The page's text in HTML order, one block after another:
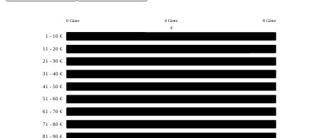
0 Gäste 4 Gäste
8 Gäste
4
1 - 10 €
11 - 20 €
21 - 30 €
31 - 40 €
41 - 50 €
51 - 60 €
61 - 70 €
71 - 80 €
81 - 90 €